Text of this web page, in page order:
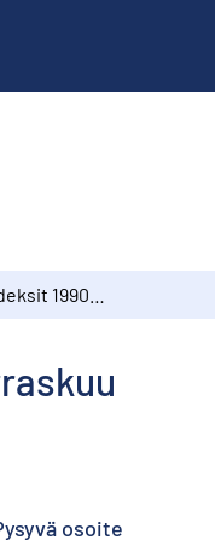
osoite